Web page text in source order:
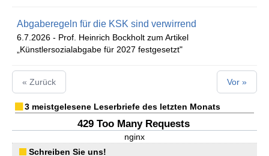
Abgaberegeln für die KSK sind verwirrend
6.7.2026 - Prof. Heinrich Bockholt zum Artikel
„Künstlersozialabgabe für 2027 festgesetzt"
« Zurück Vor »
3 meistgelesene Leserbriefe des letzten Monats
429 Too Many Requests
nginx
Schreiben Sie uns!